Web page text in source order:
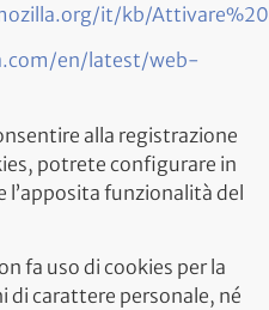
it/kb/
en/latest/web-
alla registrazione
potrete configurare in
l’apposita funzionalità del
fa uso di cookies per la
carattere personale, né